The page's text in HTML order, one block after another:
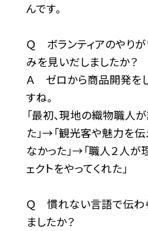
んです。
Ｑ ボランティアのやりが
みを見いだしましたか？
Ａ ゼロから商品開発を
すね。
「最初、現地の織物職人
た」→「観光客や魅力を
なかった」→「職人２人が
ェクトをやってくれた」
Ｑ 慣れない言語で伝わ
ましたか？